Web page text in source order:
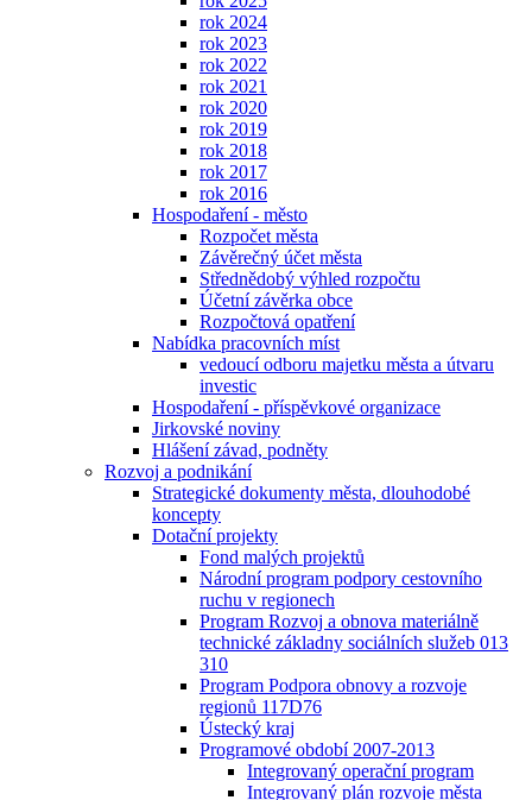
rok 2024
rok 2023
rok 2022
rok 2021
rok 2020
rok 2019
rok 2018
rok 2017
rok 2016
Hospodaření - město
Rozpočet města
Závěrečný účet města
Střednědobý výhled rozpočtu
Účetní závěrka obce
Rozpočtová opatření
Nabídka pracovních míst
vedoucí odboru majetku města a útvaru
investic
Hospodaření - příspěvkové organizace
Jirkovské noviny
Hlášení závad, podněty
Rozvoj a podnikání
Strategické dokumenty města, dlouhodobé
koncepty
Dotační projekty
Fond malých projektů
Národní program podpory cestovního
ruchu v regionech
Program Rozvoj a obnova materiálně
technické základny sociálních služeb 013
310
Program Podpora obnovy a rozvoje
regionů 117D76
Ústecký kraj
Programové období 2007-2013
Integrovaný operační program
Integrovaný plán rozvoje města